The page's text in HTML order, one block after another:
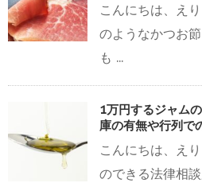
こんにちは、え
のようなかつお
も ...
1万円するジャム
庫の有無や行列で
こんにちは、え
のできる法律相